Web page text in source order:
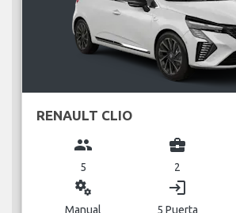
RENAULT CLIO
group
5
business_center
2
miscellaneous_services
Manual
login
5 Puerta